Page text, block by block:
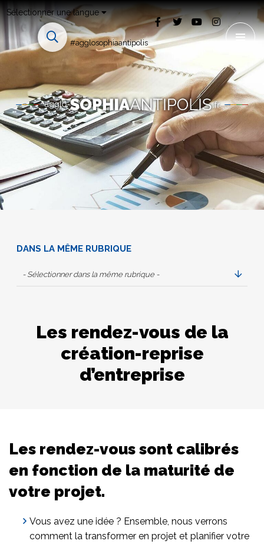
Sélectionner une langue
#agglosophiaantipolis
DANS LA MÊME RUBRIQUE
- Sélectionner dans la même rubrique -
Les rendez-vous de la
création-reprise
d’entreprise
Les rendez-vous sont calibrés
en fonction de la maturité de
votre projet.
Vous avez une idée ? Ensemble, nous verrons
comment la transformer en projet et planifier votre